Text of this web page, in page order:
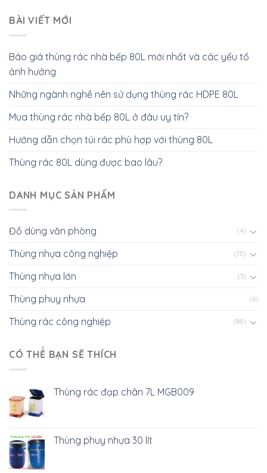
BÀI VIẾT MỚI
Báo giá thùng rác nhà bếp 80L mới nhất và các yếu tố
ảnh hưởng
Những ngành nghề nên sử dụng thùng rác HDPE 80L
Mua thùng rác nhà bếp 80L ở đâu uy tín?
Hướng dẫn chọn túi rác phù hợp với thùng 80L
Thùng rác 80L dùng được bao lâu?
DANH MỤC SẢN PHẨM
Đồ dùng văn phòng (4)
Thùng nhựa công nghiệp (15)
Thùng nhựa lớn (3)
Thùng phuy nhựa (6)
Thùng rác công nghiệp (88)
CÓ THỂ BẠN SẼ THÍCH
Thùng rác đạp chân 7L MGB009
Thùng phuy nhựa 30 lít